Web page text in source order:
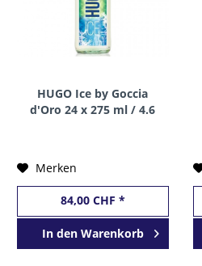
HUGO Ice by Goccia
d'Oro 24 x 275 ml / 4.6
Merken
84,00 CHF *
In den Warenkorb